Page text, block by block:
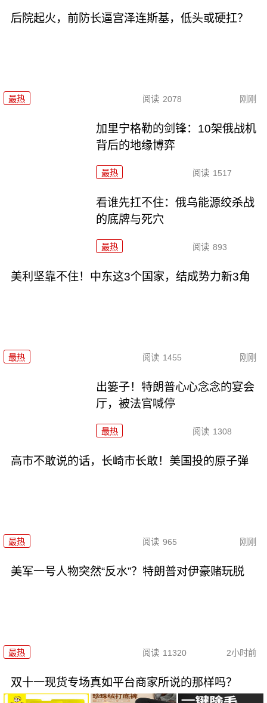
后院起火，前防长逼宫泽连斯基，低头或硬扛？
最热 阅读 2078 刚刚
加里宁格勒的剑锋：10架俄战机
背后的地缘博弈
最热 阅读 1517
看谁先扛不住：俄乌能源绞杀战
的底牌与死穴
最热 阅读 893
美利坚靠不住！中东这3个国家，结成势力新3角
最热 阅读 1455 刚刚
出篓子！特朗普心心念念的宴会
厅，被法官喊停
最热 阅读 1308
高市不敢说的话，长崎市长敢！美国投的原子弹
最热 阅读 965 刚刚
美军一号人物突然“反水”？特朗普对伊豪赌玩脱
最热 阅读 11320 2小时前
双十一现货专场真如平台商家所说的那样吗？